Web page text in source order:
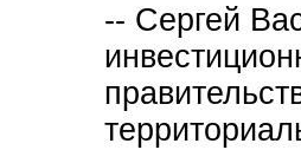
-- Сергей